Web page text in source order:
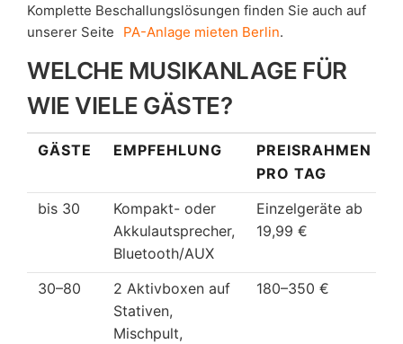
Komplette Beschallungslösungen finden Sie auch auf
unserer Seite
PA-Anlage mieten Berlin.
WELCHE MUSIKANLAGE FÜR
WIE VIELE GÄSTE?
GÄSTE EMPFEHLUNG
PREISRAHMEN
PRO TAG
bis 30
Kompakt- oder
Akkulautsprecher,
Bluetooth/AUX
Einzelgeräte ab
19,99 €
30–80
2 Aktivboxen auf
Stativen,
Mischpult,
180–350 €